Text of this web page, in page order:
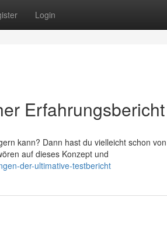
Login
Erfahrungsbericht
kann? Dann hast du vielleicht schon
auf dieses Konzept und
der-ultimative-testbericht